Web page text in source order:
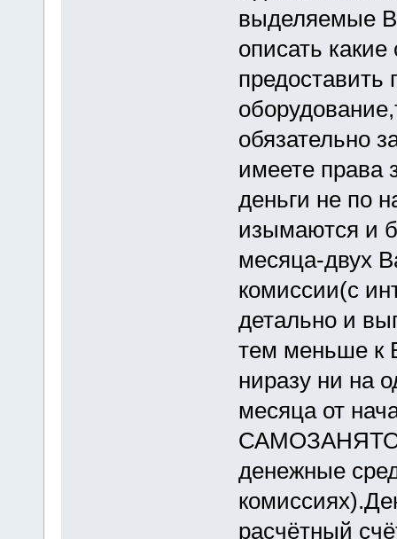
выделяемые
описать какие
предоставить
обязательно
имеете права
деньги не по
изымаются и
месяца-двух
комиссии(с
детально и
тем меньше к
ниразу ни на
месяца от
денежные
расчётный